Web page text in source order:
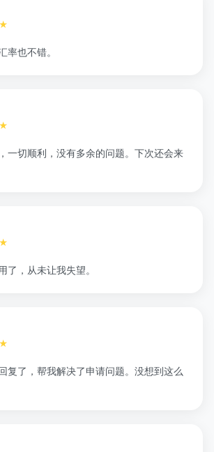
率也不错。
一切顺利，没有多余的问题。下次还会来
了，从未让我失望。
复了，帮我解决了申请问题。没想到这么